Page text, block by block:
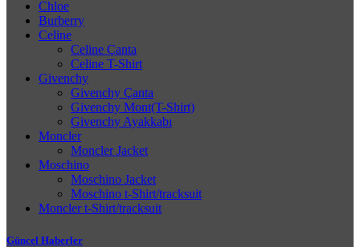
Chloe
Burberry
Celine
Celine Çanta
Celine T-Shirt
Givenchy
Givenchy Çanta
Givenchy Mont(T-Shirt)
Givenchy Ayakkabı
Moncler
Moncler Jacket
Moschino
Moschino Jacket
Moschino t-Shirt/tracksuit
Moncler t-Shirt/tracksuit
Güncel Haberler